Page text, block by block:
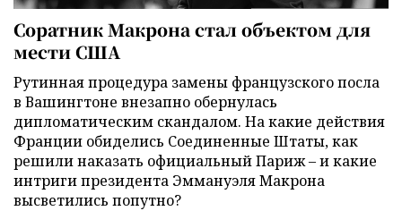
Соратник Макрона стал объектом для
мести США
Рутинная процедура замены французского посла
в Вашингтоне внезапно обернулась
дипломатическим скандалом. На какие действия
Франции обиделись Соединенные Штаты, как
решили наказать официальный Париж – и какие
интриги президента Эммануэля Макрона
высветились попутно?